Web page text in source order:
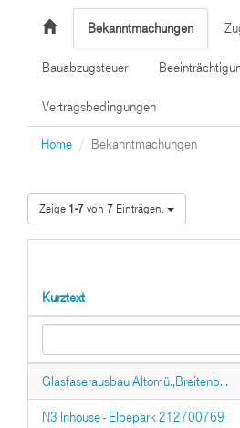
Bekanntmachungen
Bauabzugsteuer
Vertragsbedingungen
Home Bekanntmachungen
Zeige 1-7von 7 Einträgen.
Kurztext
Glasfaserausbau Altomü.,Breitenb...
N3 Inhouse - Elbepark 212700769